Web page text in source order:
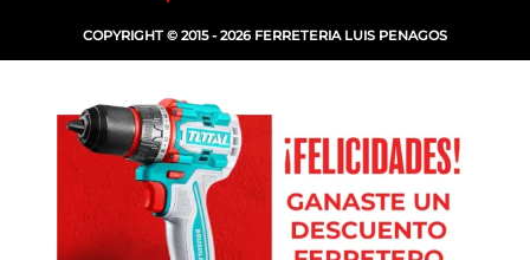
COPYRIGHT © 2015 - 2026 FERRETERIA LUIS PENAGOS